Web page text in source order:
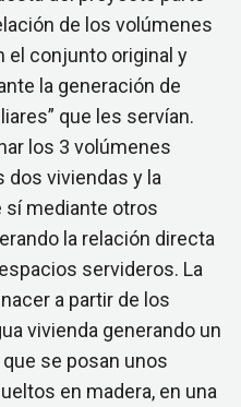
de los volúmenes
el conjunto original y
la generación de
que les servían.
los 3 volúmenes
dos viviendas y la
sí mediante otros
la relación directa
servideros. La
a partir de los
vivienda generando un
se posan unos
en madera, en una